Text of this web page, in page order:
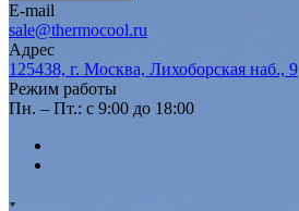
E-mail
sale@thermocool.ru
Адрес
125438, г. Москва, Лихоборская наб., 9
Режим работы
Пн. – Пт.: с 9:00 до 18:00